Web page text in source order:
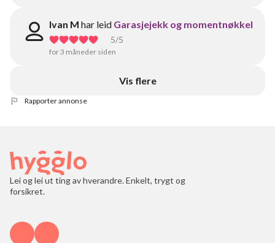
Ivan M har leid Garasjejekk og momentnøkkel
5/5
for 3 måneder siden
Vis flere
Rapporter annonse
Lei og lei ut ting av hverandre. Enkelt, trygt og
forsikret.